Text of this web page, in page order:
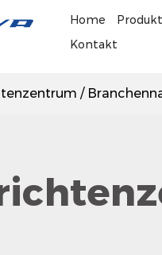
Home Produkt
Kontakt
/